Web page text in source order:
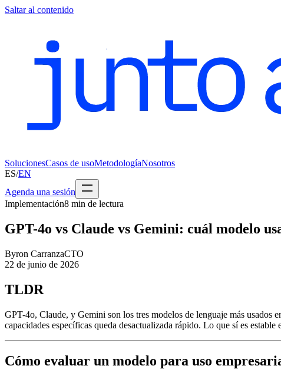
Saltar al contenido
SolucionesCasos de usoMetodologíaNosotros
ES/EN
Agenda una sesión
Implementación8 min de lectura
GPT-4o vs Claude vs Gemini: cuál modelo
Byron CarranzaCTO
22 de junio de 2026
TLDR
GPT-4o, Claude, y Gemini son los tres modelos de lenguaje más usados
capacidades específicas queda desactualizada rápido. Lo que sí es
Cómo evaluar un modelo para uso